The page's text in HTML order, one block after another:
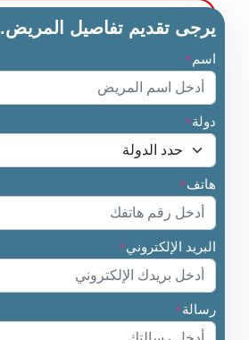
يرجى تقديم تفاصيل المريض.
اسم *
دولة*
هاتف*
البريد الإلكتروني*
رسالة*